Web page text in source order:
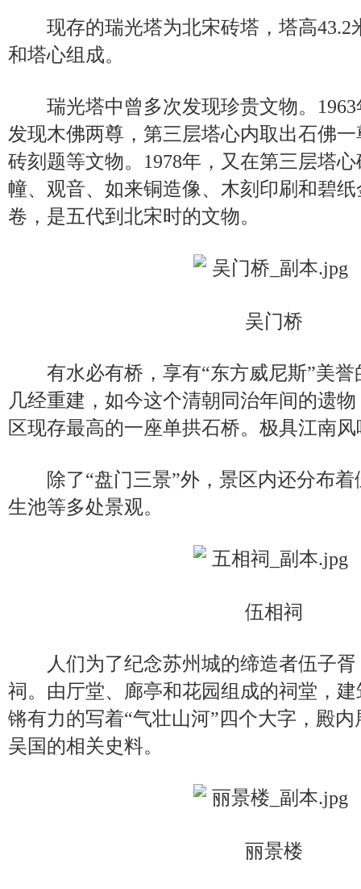
现存的瑞光塔为北宋砖塔，塔高43.2
和塔心组成。
瑞光塔中曾多次发现珍贵文物。1963
发现木佛两尊，第三层塔心内取出石佛
砖刻题等文物。1978年，又在第三层塔
幢、观音、如来铜造像、木刻印刷和碧
卷，是五代到北宋时的文物。
吴门桥
有水必有桥，享有“东方威尼斯”美誉
几经重建，如今这个清朝同治年间的遗
区现存最高的一座单拱石桥。极具江南风
除了“盘门三景”外，景区内还分布着
生池等多处景观。
伍相祠
人们为了纪念苏州城的缔造者伍子胥
祠。由厅堂、廊亭和花园组成的祠堂，
锵有力的写着“气壮山河”四个大字，殿
吴国的相关史料。
丽景楼